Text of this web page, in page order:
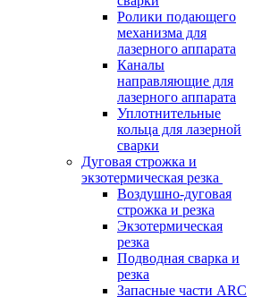
Ролики подающего
механизма для
лазерного аппарата
Каналы
направляющие для
лазерного аппарата
Уплотнительные
кольца для лазерной
сварки
Дуговая строжка и
экзотермическая резка
Воздушно-дуговая
строжка и резка
Экзотермическая
резка
Подводная сварка и
резка
Запасные части ARC